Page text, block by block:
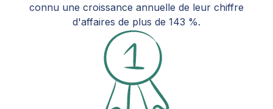
connu une croissance annuelle de leur chiffre
d'affaires de plus de 143 %.